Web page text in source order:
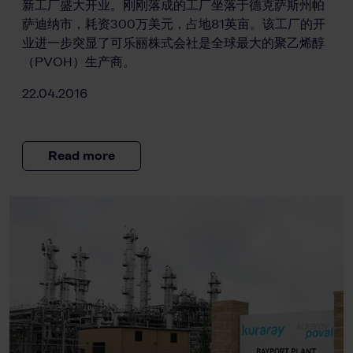
新工厂盛大开业。刚刚落成的工厂坐落于德克萨斯州帕
萨迪纳市，耗资300万美元，占地81英亩。该工厂的开
业进一步突显了可乐丽株式会社是全球最大的聚乙烯醇
（PVOH）生产商。
22.04.2016
Read more